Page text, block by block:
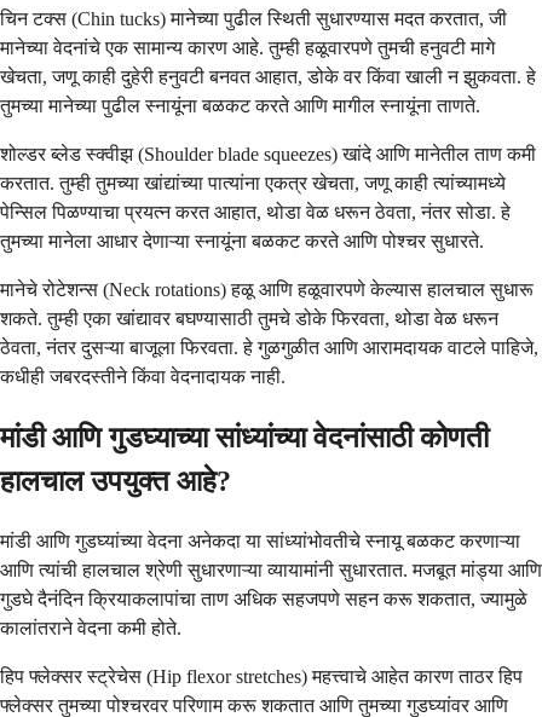
चिन टक्स (Chin tucks) मानेच्या पुढील स्थिती सुधारण्यास मदत करतात, जी
मानेच्या वेदनांचे एक सामान्य कारण आहे. तुम्ही हळूवारपणे तुमची हनुवटी मागे
खेचता, जणू काही दुहेरी हनुवटी बनवत आहात, डोके वर किंवा खाली न झुकवता. हे
तुमच्या मानेच्या पुढील स्नायूंना बळकट करते आणि मागील स्नायूंना ताणते.
शोल्डर ब्लेड स्क्वीझ (Shoulder blade squeezes) खांदे आणि मानेतील ताण कमी
करतात. तुम्ही तुमच्या खांद्यांच्या पात्यांना एकत्र खेचता, जणू काही त्यांच्यामध्ये
पेन्सिल पिळण्याचा प्रयत्न करत आहात, थोडा वेळ धरून ठेवता, नंतर सोडा. हे
तुमच्या मानेला आधार देणाऱ्या स्नायूंना बळकट करते आणि पोश्चर सुधारते.
मानेचे रोटेशन्स (Neck rotations) हळू आणि हळूवारपणे केल्यास हालचाल सुधारू
शकते. तुम्ही एका खांद्यावर बघण्यासाठी तुमचे डोके फिरवता, थोडा वेळ धरून
ठेवता, नंतर दुसऱ्या बाजूला फिरवता. हे गुळगुळीत आणि आरामदायक वाटले पाहिजे,
कधीही जबरदस्तीने किंवा वेदनादायक नाही.
मांडी आणि गुडघ्याच्या सांध्यांच्या वेदनांसाठी कोणती
हालचाल उपयुक्त आहे?
मांडी आणि गुडघ्यांच्या वेदना अनेकदा या सांध्यांभोवतीचे स्नायू बळकट करणाऱ्या
आणि त्यांची हालचाल श्रेणी सुधारणाऱ्या व्यायामांनी सुधारतात. मजबूत मांड्या आणि
गुडघे दैनंदिन क्रियाकलापांचा ताण अधिक सहजपणे सहन करू शकतात, ज्यामुळे
कालांतराने वेदना कमी होते.
हिप फ्लेक्सर स्ट्रेचेस (Hip flexor stretches) महत्त्वाचे आहेत कारण ताठर हिप
फ्लेक्सर तुमच्या पोश्चरवर परिणाम करू शकतात आणि तुमच्या गुडघ्यांवर आणि